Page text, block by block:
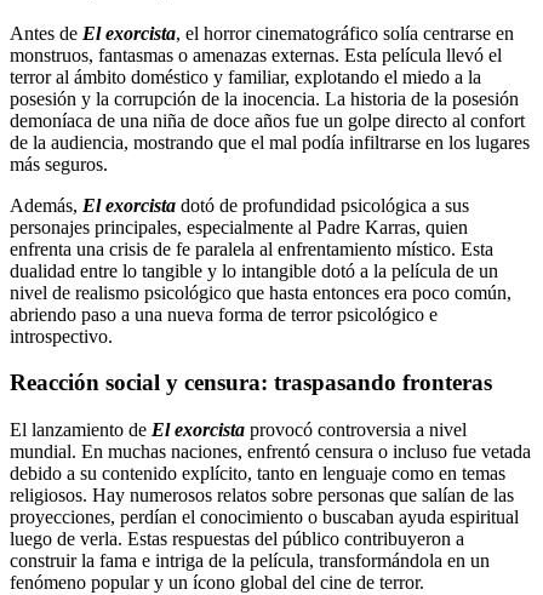
Antes de El exorcista, el horror cinematográfico solía centrarse en
monstruos, fantasmas o amenazas externas. Esta película llevó el
terror al ámbito doméstico y familiar, explotando el miedo a la
posesión y la corrupción de la inocencia. La historia de la posesión
demoníaca de una niña de doce años fue un golpe directo al confort
de la audiencia, mostrando que el mal podía infiltrarse en los lugares
más seguros.
Además, El exorcista dotó de profundidad psicológica a sus
personajes principales, especialmente al Padre Karras, quien
enfrenta una crisis de fe paralela al enfrentamiento místico. Esta
dualidad entre lo tangible y lo intangible dotó a la película de un
nivel de realismo psicológico que hasta entonces era poco común,
abriendo paso a una nueva forma de terror psicológico e
introspectivo.
Reacción social y censura: traspasando fronteras
El lanzamiento de El exorcista provocó controversia a nivel
mundial. En muchas naciones, enfrentó censura o incluso fue vetada
debido a su contenido explícito, tanto en lenguaje como en temas
religiosos. Hay numerosos relatos sobre personas que salían de las
proyecciones, perdían el conocimiento o buscaban ayuda espiritual
luego de verla. Estas respuestas del público contribuyeron a
construir la fama e intriga de la película, transformándola en un
fenómeno popular y un ícono global del cine de terror.